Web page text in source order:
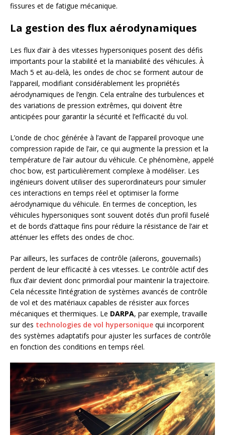
fissures et de fatigue mécanique.
La gestion des flux aérodynamiques
Les flux d’air à des vitesses hypersoniques posent des défis
importants pour la stabilité et la maniabilité des véhicules. À
Mach 5 et au-delà, les ondes de choc se forment autour de
l’appareil, modifiant considérablement les propriétés
aérodynamiques de l’engin. Cela entraîne des turbulences et
des variations de pression extrêmes, qui doivent être
anticipées pour garantir la sécurité et l’efficacité du vol.
L’onde de choc générée à l’avant de l’appareil provoque une
compression rapide de l’air, ce qui augmente la pression et la
température de l’air autour du véhicule. Ce phénomène, appelé
choc bow, est particulièrement complexe à modéliser. Les
ingénieurs doivent utiliser des superordinateurs pour simuler
ces interactions en temps réel et optimiser la forme
aérodynamique du véhicule. En termes de conception, les
véhicules hypersoniques sont souvent dotés d’un profil fuselé
et de bords d’attaque fins pour réduire la résistance de l’air et
atténuer les effets des ondes de choc.
Par ailleurs, les surfaces de contrôle (ailerons, gouvernails)
perdent de leur efficacité à ces vitesses. Le contrôle actif des
flux d’air devient donc primordial pour maintenir la trajectoire.
Cela nécessite l’intégration de systèmes avancés de contrôle
de vol et des matériaux capables de résister aux forces
mécaniques et thermiques. Le DARPA, par exemple, travaille
sur des technologies de vol hypersonique qui incorporent
des systèmes adaptatifs pour ajuster les surfaces de contrôle
en fonction des conditions en temps réel.